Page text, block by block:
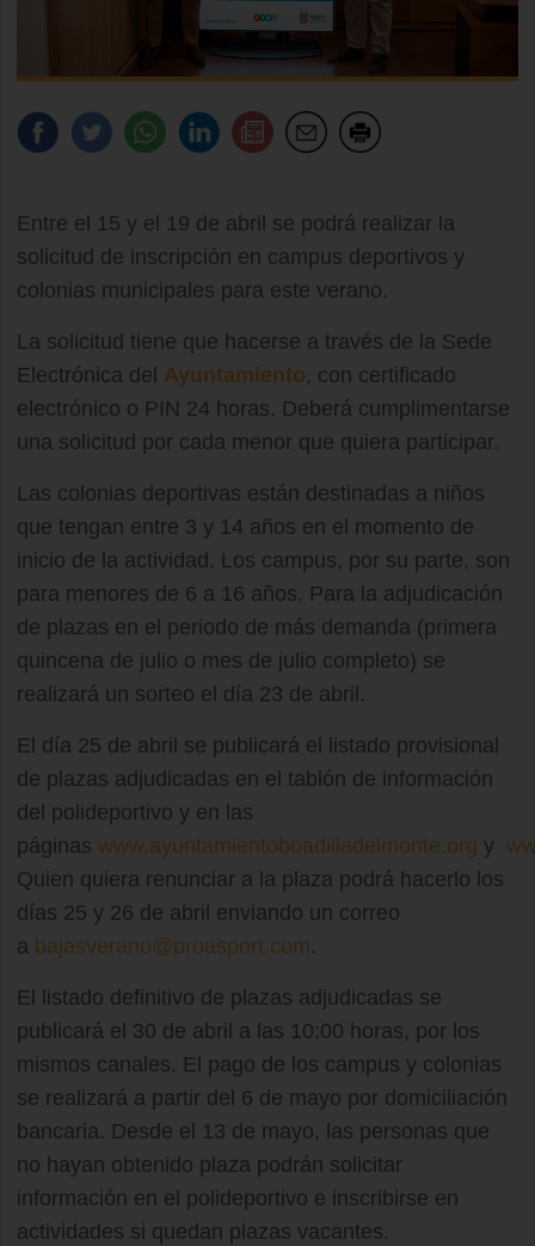
Entre el 15 y el 19 de abril se podrá realizar la
solicitud de inscripción en campus deportivos y
colonias municipales para este verano.
La solicitud tiene que hacerse a través de la Sede
Electrónica del Ayuntamiento, con certificado
electrónico o PIN 24 horas. Deberá cumplimentarse
una solicitud por cada menor que quiera participar.
Las colonias deportivas están destinadas a niños
que tengan entre 3 y 14 años en el momento de
inicio de la actividad. Los campus, por su parte, son
para menores de 6 a 16 años. Para la adjudicación
de plazas en el periodo de más demanda (primera
quincena de julio o mes de julio completo) se
realizará un sorteo el día 23 de abril.
El día 25 de abril se publicará el listado provisional
de plazas adjudicadas en el tablón de información
del polideportivo y en las
páginas www.ayuntamientoboadilladelmonte.org y
Quien quiera renunciar a la plaza podrá hacerlo los
días 25 y 26 de abril enviando un correo
a bajasverano@proasport.com.
El listado definitivo de plazas adjudicadas se
publicará el 30 de abril a las 10:00 horas, por los
mismos canales. El pago de los campus y colonias
se realizará a partir del 6 de mayo por domiciliación
bancaria. Desde el 13 de mayo, las personas que
no hayan obtenido plaza podrán solicitar
información en el polideportivo e inscribirse en
actividades si quedan plazas vacantes.